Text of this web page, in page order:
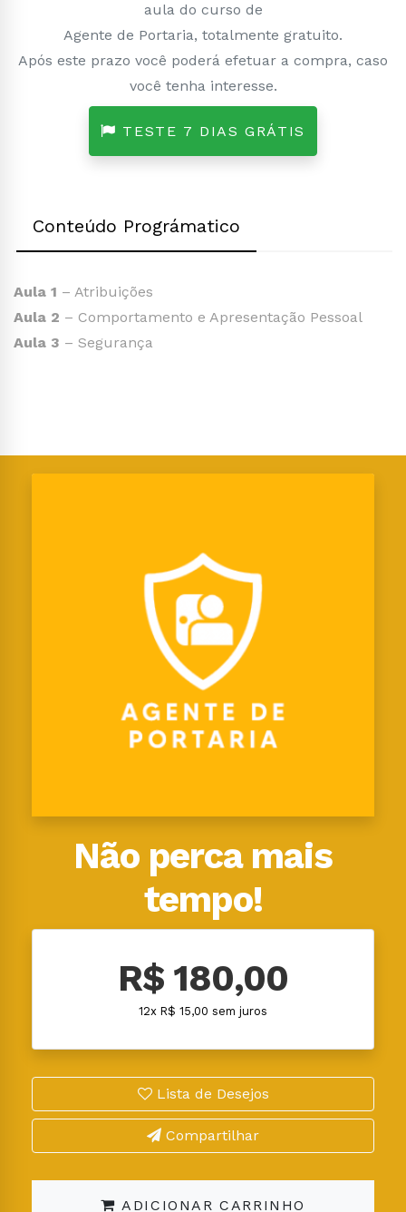
aula do curso de
Agente de Portaria, totalmente gratuito.
Após este prazo você poderá efetuar a compra, caso
você tenha interesse.
TESTE 7 DIAS GRÁTIS
Conteúdo Prográmatico
Aula 1 – Atribuições
Aula 2 – Comportamento e Apresentação Pessoal
Aula 3 – Segurança
Não perca mais
tempo!
R$ 180,00
12x R$ 15,00 sem juros
Lista de Desejos
Compartilhar
ADICIONAR CARRINHO